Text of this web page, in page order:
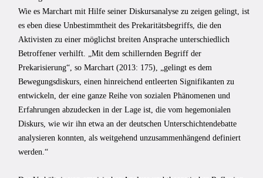
Wie es Marchart mit Hilfe seiner Diskursanalyse zu zeigen gelingt, ist
es eben diese Unbestimmtheit des Prekaritätsbegriffs, die den
Aktivisten zu einer möglichst breiten Ansprache unterschiedlich
Betroffener verhilft. „Mit dem schillernden Begriff der
Prekarisierung“, so Marchart (2013: 175), „gelingt es dem
Bewegungsdiskurs, einen hinreichend entleerten Signifikanten zu
entwickeln, der eine ganze Reihe von sozialen Phänomenen und
Erfahrungen abzudecken in der Lage ist, die vom hegemonialen
Diskurs, wie wir ihn etwa an der deutschen Unterschichtendebatte
analysieren konnten, als weitgehend unzusammenhängend definiert
werden.“